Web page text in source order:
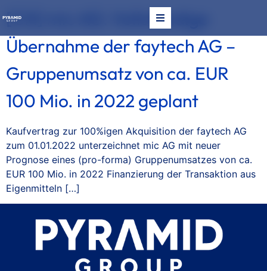
[CN] mic AG: Vollständige
Übernahme der faytech AG –
Gruppenumsatz von ca. EUR
100 Mio. in 2022 geplant
Kaufvertrag zur 100%igen Akquisition der faytech AG
zum 01.01.2022 unterzeichnet mic AG mit neuer
Prognose eines (pro-forma) Gruppenumsatzes von ca.
EUR 100 Mio. in 2022 Finanzierung der Transaktion aus
Eigenmitteln […]